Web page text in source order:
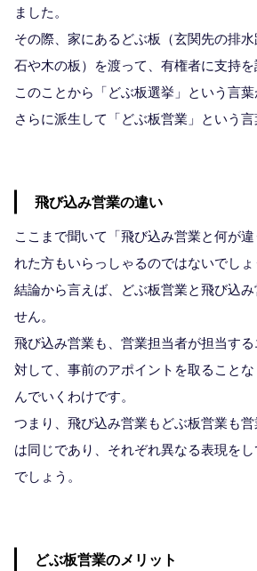
ました。
その際、家にあるどぶ板（玄関先の排
石や木の板）を渡って、有権者に支持を
このことから「どぶ板選挙」という言
さらに派生して「どぶ板営業」という言
飛び込み営業の違い
ここまで聞いて「飛び込み営業と何が
れた方もいらっしゃるのではないでしょ
結論から言えば、どぶ板営業と飛び込
せん。
飛び込み営業も、営業担当者が担当す
対して、事前のアポイントを取ること
んでいくわけです。
つまり、飛び込み営業もどぶ板営業も
は同じであり、それぞれ異なる表現を
でしょう。
どぶ板営業のメリット